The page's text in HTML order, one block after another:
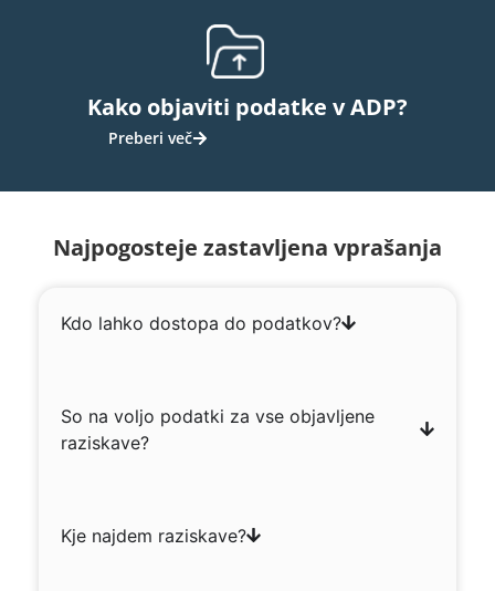
Kako objaviti podatke v ADP?
Preberi več
Najpogosteje zastavljena vprašanja
Kdo lahko dostopa do podatkov?
So na voljo podatki za vse objavljene
raziskave?
Kje najdem raziskave?